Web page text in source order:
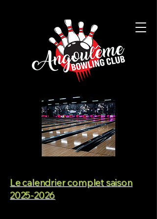
Le calendrier complet saison
2025-2026